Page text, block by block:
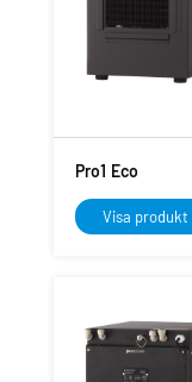
Pro1 Eco
Visa produkt